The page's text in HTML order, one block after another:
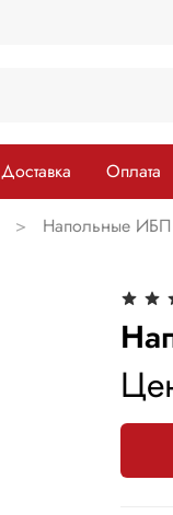
Доставка Оплата
Напольные ИБП